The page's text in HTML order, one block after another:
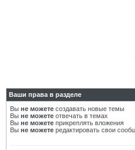
Ваши права в разделе
Вы не можете создавать новые темы
Вы не можете отвечать в темах
Вы не можете прикреплять вложения
Вы не можете редактировать свои